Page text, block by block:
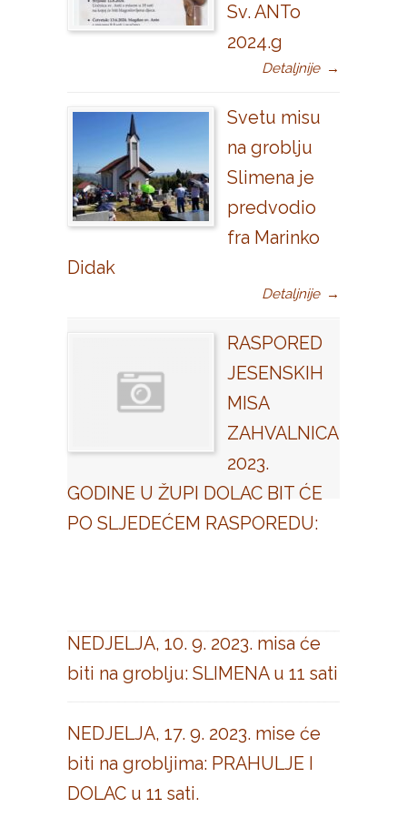
Sv. ANTo
2024.g
Detaljnije →
Svetu misu
na groblju
Slimena je
predvodio
fra Marinko
Didak
Detaljnije →
RASPORED
JESENSKIH
MISA
ZAHVALNICA
2023.
GODINE U ŽUPI DOLAC BIT ĆE
PO SLJEDEĆEM RASPOREDU:
NEDJELJA, 10. 9. 2023. misa će
biti na groblju: SLIMENA u 11 sati
NEDJELJA, 17. 9. 2023. mise će
biti na grobljima: PRAHULJE I
DOLAC u 11 sati.